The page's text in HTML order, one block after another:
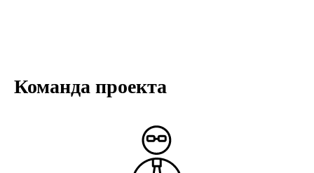
Команда проекта